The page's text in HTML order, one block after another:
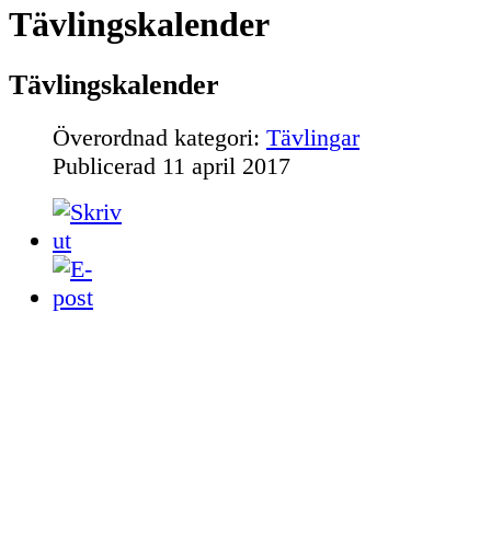
Tävlingskalender
Tävlingskalender
Överordnad kategori: Tävlingar
Publicerad 11 april 2017